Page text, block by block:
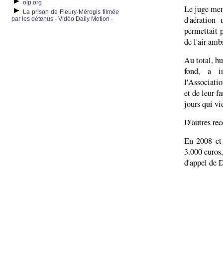
oip.org
La prison de Fleury-Mérogis filmée
par les détenus - Vidéo Daily Motion -
Le juge
d'aération
permettait
de l'air
Au total,
fond, a
et de leur
jours qui
D'autres
En 2008
3.000
d'appel de